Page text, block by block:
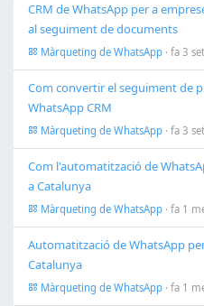
CRM de WhatsApp per a
al seguiment de documents
Màrqueting de WhatsApp · fa 3
Com convertir el seguiment de
WhatsApp CRM
Màrqueting de WhatsApp · fa 3
Com l'automatització de
a Catalunya
Màrqueting de WhatsApp · fa 1
Automatització de WhatsApp
Catalunya
Màrqueting de WhatsApp · fa 1